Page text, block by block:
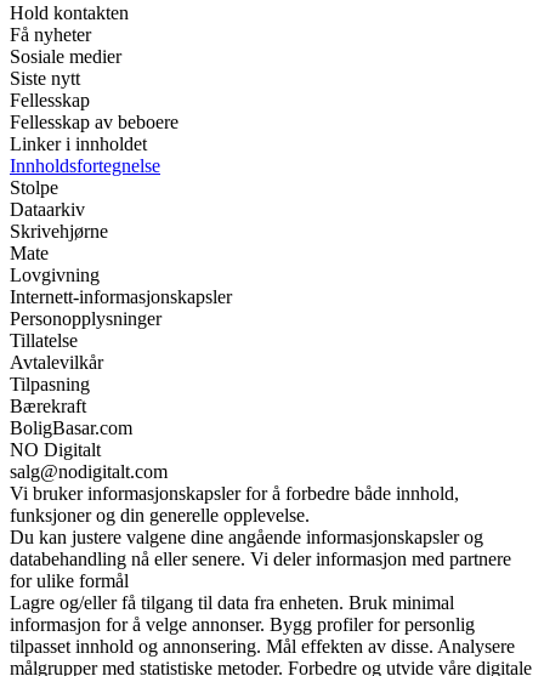
Hold kontakten
Få nyheter
Sosiale medier
Siste nytt
Fellesskap
Fellesskap av beboere
Linker i innholdet
Innholdsfortegnelse
Stolpe
Dataarkiv
Skrivehjørne
Mate
Lovgivning
Internett-informasjonskapsler
Personopplysninger
Tillatelse
Avtalevilkår
Tilpasning
Bærekraft
BoligBasar.com
NO Digitalt
salg@nodigitalt.com
Vi bruker informasjonskapsler for å forbedre både innhold,
funksjoner og din generelle opplevelse.
Du kan justere valgene dine angående informasjonskapsler og
databehandling nå eller senere. Vi deler informasjon med partnere
for ulike formål
Lagre og/eller få tilgang til data fra enheten. Bruk minimal
informasjon for å velge annonser. Bygg profiler for personlig
tilpasset innhold og annonsering. Mål effekten av disse. Analysere
målgrupper med statistiske metoder. Forbedre og utvide våre digitale